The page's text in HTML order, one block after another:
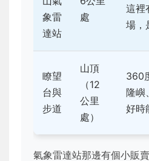
象雷
達站
處
這裡
場，
瞭望
台與
步道
山頂
（12
公里
處）
360
隆嶼
好時
氣象雷達站那邊有個小販